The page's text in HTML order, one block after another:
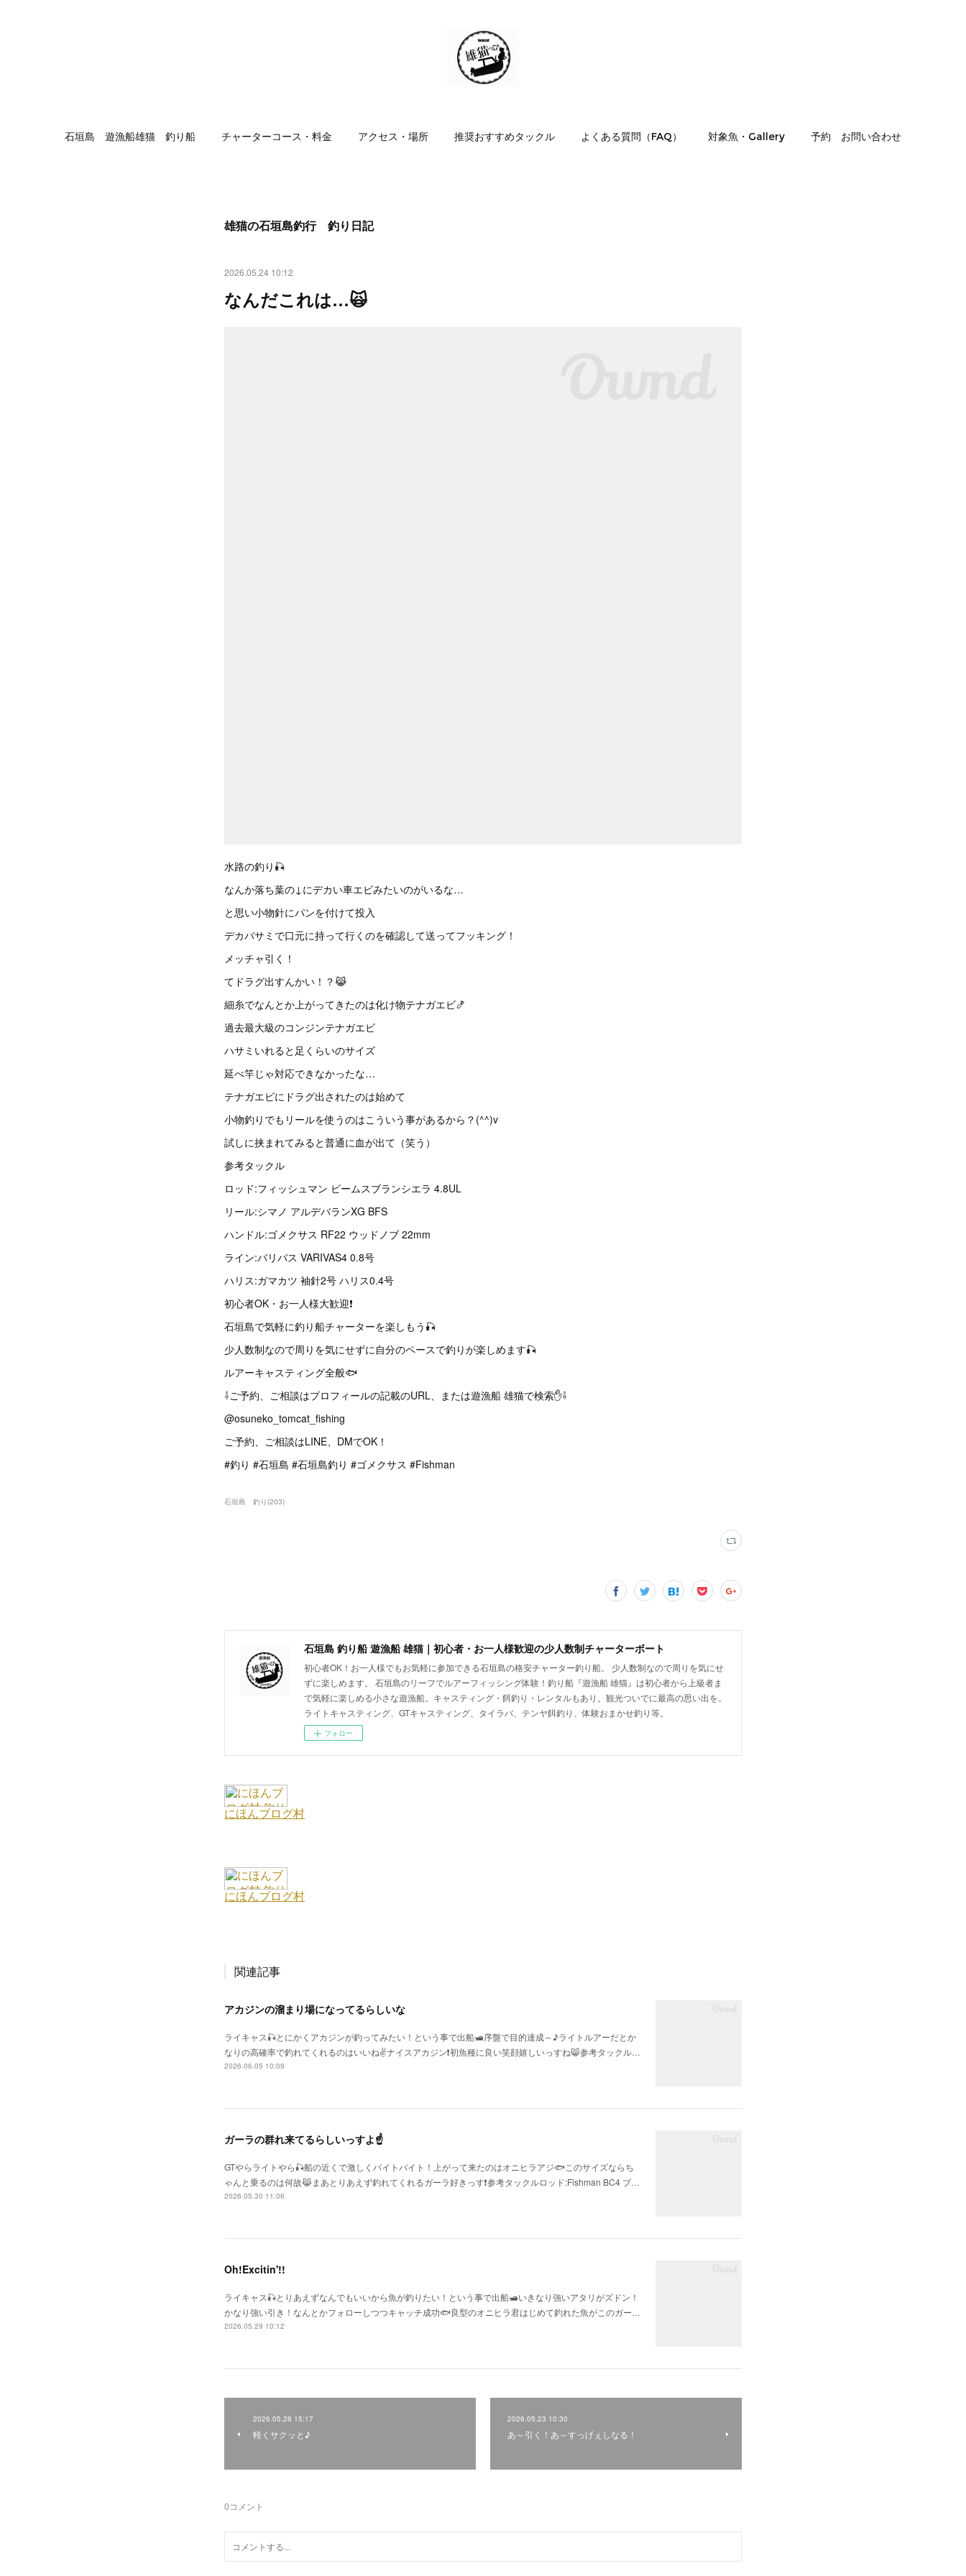
石垣島 遊漁船雄猫 釣り船 チャーターコース・料金 アクセス・場所 推奨おすすめタックル よくある質問（FAQ） 対象魚・Gallery 予約 お問い合わせ
雄猫の石垣島釣行 釣り日記
2026.05.24 10:12
なんだこれは…🙀
水路の釣り🎣
なんか落ち葉の↓にデカい車エビみたいのがいるな…
と思い小物針にパンを付けて投入
デカバサミで口元に持って行くのを確認して送ってフッキング！
メッチャ引く！
てドラグ出すんかい！？😹
細糸でなんとか上がってきたのは化け物テナガエビ🍤
過去最大級のコンジンテナガエビ
ハサミいれると足くらいのサイズ
延べ竿じゃ対応できなかったな…
テナガエビにドラグ出されたのは始めて
小物釣りでもリールを使うのはこういう事があるから？(^^)v
試しに挟まれてみると普通に血が出て（笑う）
参考タックル
ロッド:フィッシュマン ビームスブランシエラ 4.8UL
リール:シマノ アルデバランXG BFS
ハンドル:ゴメクサス RF22 ウッドノブ 22mm
ライン:バリバス VARIVAS4 0.8号
ハリス:ガマカツ 袖針2号 ハリス0.4号
初心者OK・お一人様大歓迎❗
石垣島で気軽に釣り船チャーターを楽しもう🎣
少人数制なので周りを気にせずに自分のペースで釣りが楽しめます🎣
ルアーキャスティング全般🐟
⇩ご予約、ご相談はプロフィールの記載のURL、または遊漁船 雄猫で検索✋⇩
@osuneko_tomcat_fishing
ご予約、ご相談はLINE、DMでOK！
#釣り #石垣島 #石垣島釣り #ゴメクサス #Fishman
石垣島 釣り(203)
石垣島 釣り船 遊漁船 雄猫｜初心者・お一人様歓迎の少人数制チャーターボート
初心者OK！お一人様でもお気軽に参加できる石垣島の格安チャーター釣り船。 少人数制なので周りを気にせ
ずに楽しめます。 石垣島のリーフでルアーフィッシング体験！釣り船『遊漁船 雄猫』は初心者から上級者ま
で気軽に楽しめる小さな遊漁船。キャスティング・餌釣り・レンタルもあり。観光ついでに最高の思い出を。
ライトキャスティング、GTキャスティング、タイラバ、テンヤ餌釣り、体験おまかせ釣り等。
フォロー
関連記事
アカジンの溜まり場になってるらしいな
ライキャス🎣とにかくアカジンが釣ってみたい！という事で出船🛥序盤で目的達成～♪ライトルアーだとか
なりの高確率で釣れてくれるのはいいね✌ナイスアカジン❗初魚種に良い笑顔嬉しいっすね😸参考タックル…
2026.06.05 10:09
ガーラの群れ来てるらしいっすよ☝
GTやらライトやら🎣船の近くで激しくバイトバイト！上がって来たのはオニヒラアジ🐟このサイズならち
ゃんと乗るのは何故😹まあとりあえず釣れてくれるガーラ好きっす❗参考タックルロッド:Fishman BC4 ブ…
2026.05.30 11:06
Oh!Excitin'!!
ライキャス🎣とりあえずなんでもいいから魚が釣りたい！という事で出船🛥いきなり強いアタリがズドン！
かなり強い引き！なんとかフォローしつつキャッチ成功🐟良型のオニヒラ君はじめて釣れた魚がこのガー…
2026.05.29 10:12
2026.05.28 15:17
軽くサクッと♪
2026.05.23 10:30
あ～引く！あ～すっげぇしなる！
0コメント